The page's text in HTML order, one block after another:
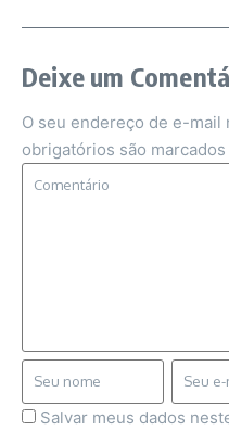
Deixe um
O seu endereço de e-mail
obrigatórios são marcados
Salvar meus dados